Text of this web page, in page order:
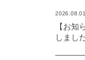
2026.08.01
【お知
しまし